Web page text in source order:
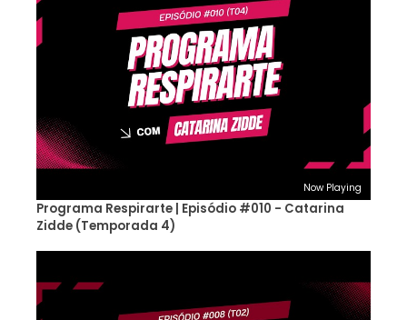
Now Playing
Programa Respirarte | Episódio #010 - Catarina
Zidde (Temporada 4)